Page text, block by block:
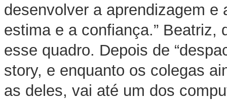
desenvolver a aprendizagem e
estima e a confiança.” Beatriz,
esse quadro. Depois de
story, e enquanto os colegas
as deles, vai até um dos